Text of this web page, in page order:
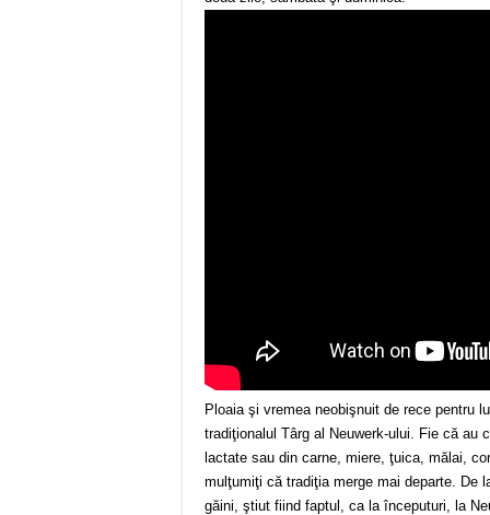
Ploaia şi vremea neobişnuit de rece pentru
tradiţionalul Târg al Neuwerk-ului. Fie că au
lactate sau din carne, miere, ţuica, mălai,
mulţumiţi că tradiţia merge mai departe. De
găini, ştiut fiind faptul, ca la începuturi, la